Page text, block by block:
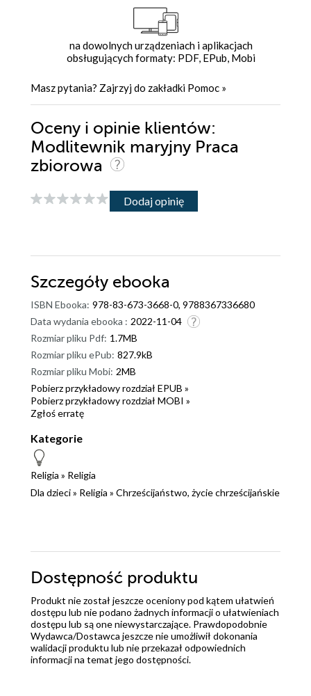
na dowolnych urządzeniach i aplikacjach
obsługujących formaty: PDF, EPub, Mobi
Masz pytania? Zajrzyj do zakładki Pomoc »
Oceny i opinie klientów:
Modlitewnik maryjny Praca
zbiorowa
Dodaj opinię
Szczegóły ebooka
ISBN Ebooka: 978-83-673-3668-0, 9788367336680
Data wydania ebooka : 2022-11-04
Rozmiar pliku Pdf: 1.7MB
Rozmiar pliku ePub: 827.9kB
Rozmiar pliku Mobi: 2MB
Pobierz przykładowy rozdział EPUB »
Pobierz przykładowy rozdział MOBI »
Zgłoś erratę
Kategorie
Religia » Religia
Dla dzieci» Religia » Chrześcijaństwo, życie chrześcijańskie
Dostępność produktu
Produkt nie został jeszcze oceniony pod kątem ułatwień
dostępu lub nie podano żadnych informacji o ułatwieniach
dostępu lub są one niewystarczające. Prawdopodobnie
Wydawca/Dostawca jeszcze nie umożliwił dokonania
walidacji produktu lub nie przekazał odpowiednich
informacji na temat jego dostępności.